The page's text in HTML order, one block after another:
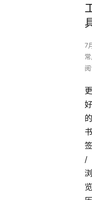
7
更
好
的
书
签
/
浏
览